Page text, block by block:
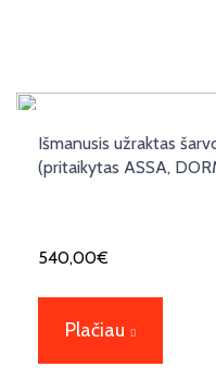
Išmanusis užraktas
(pritaikytas ASSA,
540,00€
Plačiau